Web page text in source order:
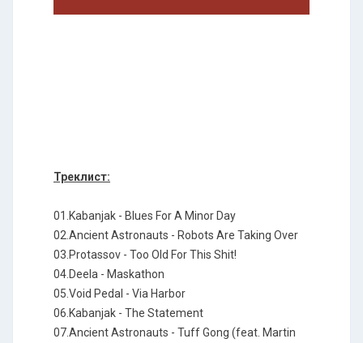
Треклист:
01.Kabanjak - Blues For A Minor Day
02.Ancient Astronauts - Robots Are Taking Over
03.Protassov - Too Old For This Shit!
04.Deela - Maskathon
05.Void Pedal - Via Harbor
06.Kabanjak - The Statement
07.Ancient Astronauts - Tuff Gong (feat. Martin